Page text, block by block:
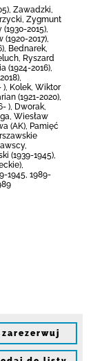
Zawadzki,
Zygmunt
2015),
2017),
Bednarek,
Ryszard
(1924-2016),
), Kolek, Wiktor
(1921-2020),
), Dworak,
Wiesław
(AK), Pamięć
(1939-1945),
1945, 1989-
zarezerwuj